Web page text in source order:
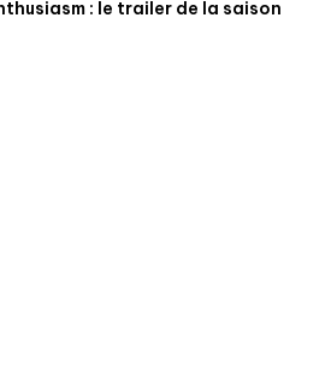
: le trailer de la saison